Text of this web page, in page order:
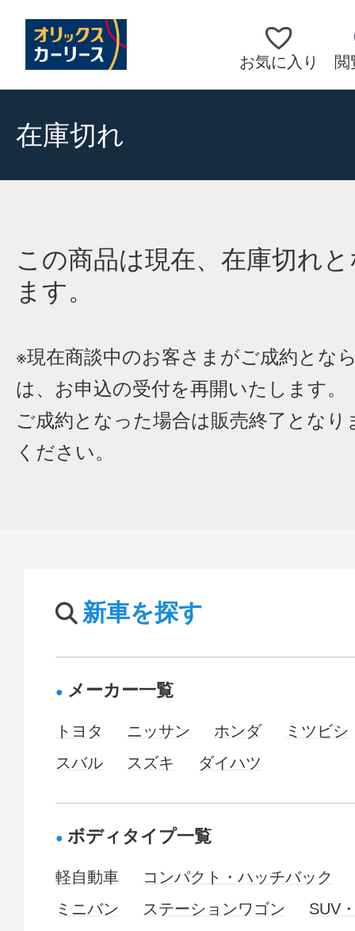
お気に入り 閲
在庫切れ
この商品は現在、在庫切れ
ます。
※現在商談中のお客さまがご成約とな
は、お申込の受付を再開いたします。
ご成約となった場合は販売終了となり
ください。
新車を探す
メーカー一覧
トヨタ ニッサン ホンダ
ミツビシ
スバル
スズキ ダイハツ
ボディタイプ一覧
軽自動車
コンパクト・ハッチバック
ミニバン
ステーションワゴン
SUV